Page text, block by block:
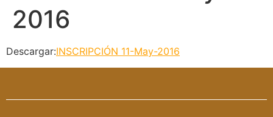
2016
Descargar:INSCRIPCIÓN 11-May-2016